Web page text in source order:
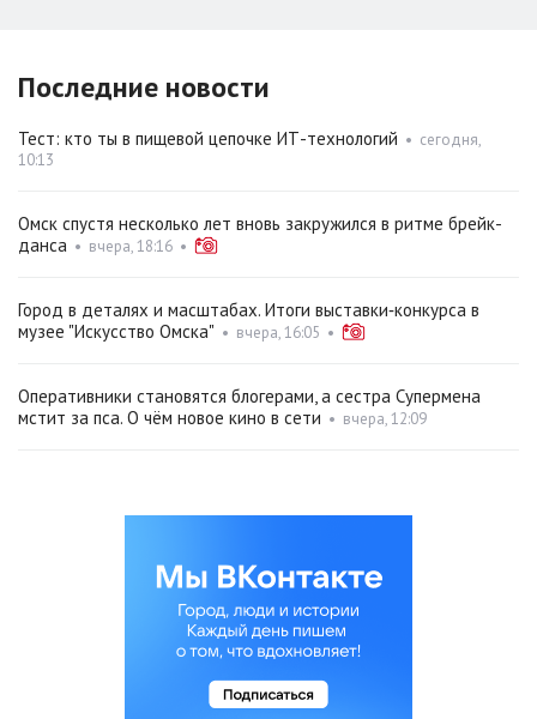
Последние новости
Тест: кто ты в пищевой цепочке ИТ-технологий • сегодня,
10:13
Омск спустя несколько лет вновь закружился в ритме брейк-
данса • вчера, 18:16 •
Город в деталях и масштабах. Итоги выставки‑конкурса в
музее "Искусство Омска" • вчера, 16:05 •
Оперативники становятся блогерами, а сестра Супермена
мстит за пса. О чём новое кино в сети • вчера, 12:09